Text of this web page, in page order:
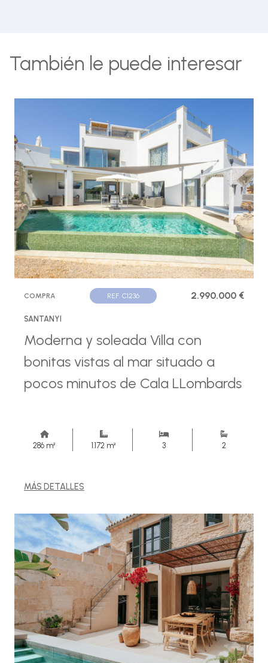
También le puede interesar
COMPRA REF. C1236 2.990.000 €
SANTANYI
Moderna y soleada Villa con
bonitas vistas al mar situado a
pocos minutos de Cala LLombards
286 m² 1.172 m² 3 2
MÁS DETALLES